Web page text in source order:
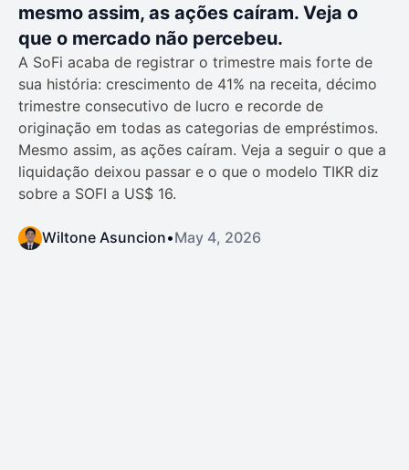
mesmo assim, as ações caíram. Veja o
que o mercado não percebeu.
A SoFi acaba de registrar o trimestre mais forte de
sua história: crescimento de 41% na receita, décimo
trimestre consecutivo de lucro e recorde de
originação em todas as categorias de empréstimos.
Mesmo assim, as ações caíram. Veja a seguir o que a
liquidação deixou passar e o que o modelo TIKR diz
sobre a SOFI a US$ 16.
Wiltone Asuncion•May 4, 2026